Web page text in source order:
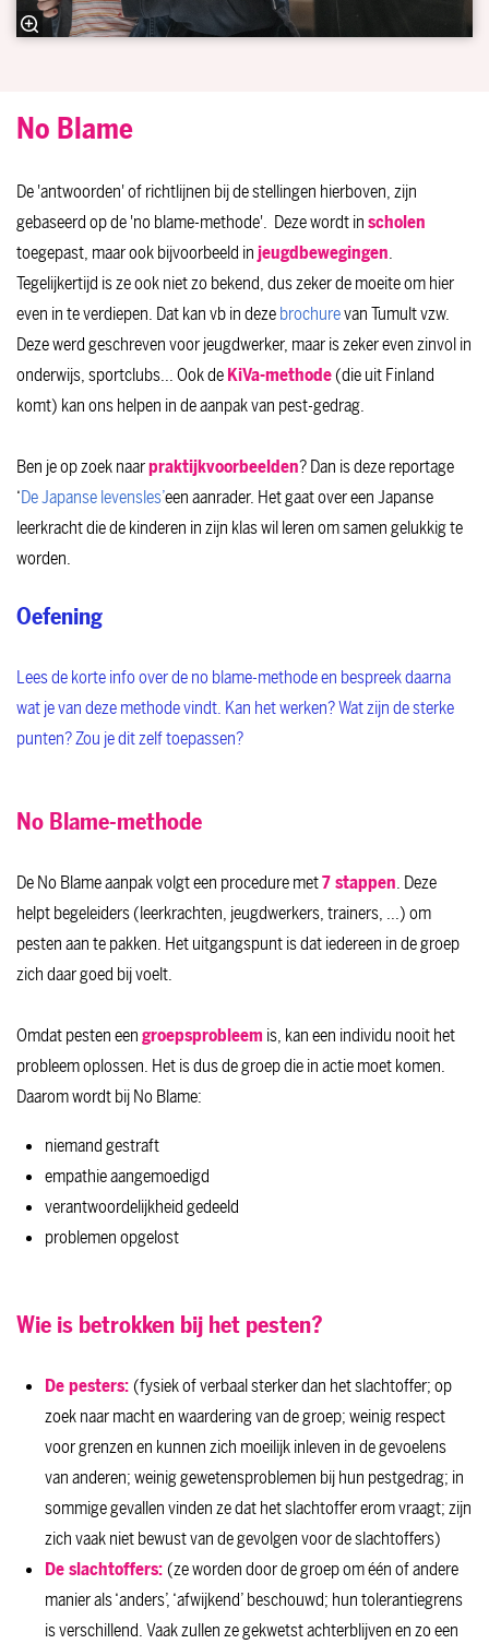
No Blame
De 'antwoorden' of richtlijnen bij de stellingen hierboven, zijn
gebaseerd op de 'no blame-methode'. Deze wordt inscholen
toegepast, maar ook bijvoorbeeld injeugdbewegingen.
Tegelijkertijd is ze ook niet zo bekend, dus zeker de moeite om hier
even in te verdiepen. Dat kan vb in dezebrochurevan Tumult vzw.
Deze werd geschreven voor jeugdwerker, maar is zeker even zinvol in
onderwijs, sportclubs... Ook deKiVa-methode(die uit Finland
komt) kan ons helpen in de aanpak van pest-gedrag.
Ben je op zoek naarpraktijkvoorbeelden? Dan is deze reportage
‘De Japanse levensles’een aanrader. Het gaat over een Japanse
leerkracht die de kinderen in zijn klas wil leren om samen gelukkig te
worden.
Oefening
Lees de korte info over de no blame-methode en bespreek daarna
wat je van deze methode vindt. Kan het werken? Wat zijn de sterke
punten? Zou je dit zelf toepassen?
No Blame-methode
De No Blame aanpak volgt een procedure met7 stappen. Deze
helpt begeleiders (leerkrachten, jeugdwerkers, trainers, ...) om
pesten aan te pakken. Het uitgangspunt is dat iedereen in de groep
zich daar goed bij voelt.
Omdat pesten eengroepsprobleem is, kan een individu nooit het
probleem oplossen. Het is dus de groep die in actie moet komen.
Daarom wordt bij No Blame:
niemand gestraft
empathie aangemoedigd
verantwoordelijkheid gedeeld
problemen opgelost
Wie is betrokken bij het pesten?
De pesters:(fysiek of verbaal sterker dan het slachtoffer; op
zoek naar macht en waardering van de groep; weinig respect
voor grenzen en kunnen zich moeilijk inleven in de gevoelens
van anderen; weinig gewetensproblemen bij hun pestgedrag; in
sommige gevallen vinden ze dat het slachtoffer erom vraagt; zijn
zich vaak niet bewust van de gevolgen voor de slachtoffers)
De slachtoffers:(ze worden door de groep om één of andere
manier als ‘anders’, ‘afwijkend’ beschouwd; hun tolerantiegrens
is verschillend. Vaak zullen ze gekwetst achterblijven en zo een